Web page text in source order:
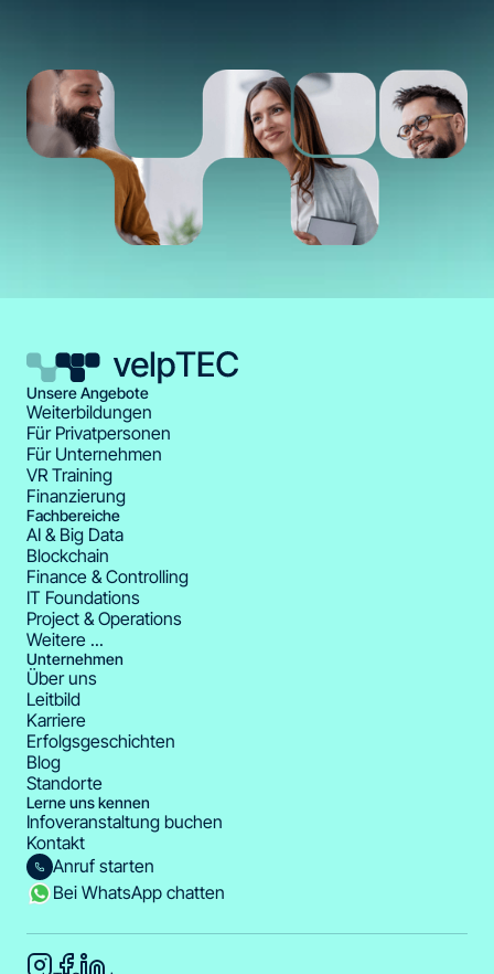
Unsere Angebote
Weiterbildungen
Für Privatpersonen
Für Unternehmen
VR Training
Finanzierung
Fachbereiche
AI & Big Data
Blockchain
Finance & Controlling
IT Foundations
Project & Operations
Weitere ...
Unternehmen
Über uns
Leitbild
Karriere
Erfolgsgeschichten
Blog
Standorte
Lerne uns kennen
Infoveranstaltung buchen
Kontakt
Anruf starten
Bei WhatsApp chatten